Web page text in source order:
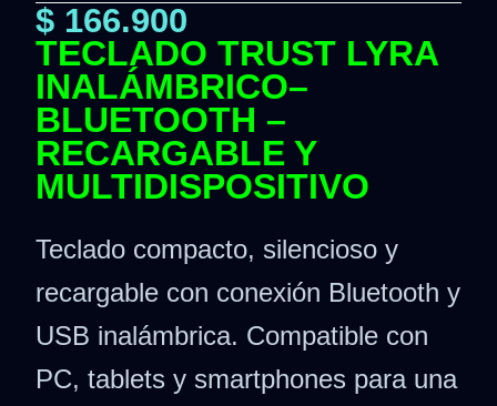
$ 166.900
TECLADO TRUST LYRA
INALÁMBRICO–
BLUETOOTH –
RECARGABLE Y
MULTIDISPOSITIVO
Teclado compacto, silencioso y
recargable con conexión Bluetooth y
USB inalámbrica. Compatible con
PC, tablets y smartphones para una